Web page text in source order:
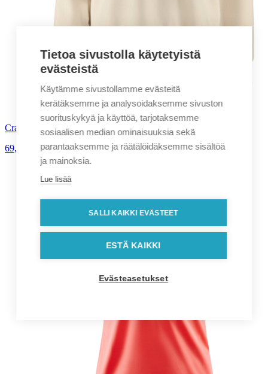
Craft ADV Join RN Sweatshirt naisten collegepaita
69,00
alv. 0%
Tietoa sivustolla käytetyistä
evästeistä
Käytämme sivustollamme evästeitä
kerätäksemme ja analysoidaksemme sivuston
suorituskykyä ja käyttöä, tarjotaksemme
sosiaalisen median ominaisuuksia sekä
parantaaksemme ja räätälöidäksemme sisältöä
ja mainoksia.
Lue lisää
SALLI KAIKKI EVÄSTEET
ESTÄ KAIKKI
Evästeasetukset